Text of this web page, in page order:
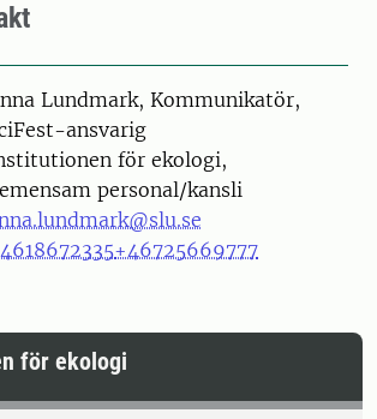
Lundmark, Kommunikatör,
ansvarig
för ekologi,
personal/kansli
+46725669777
för ekologi